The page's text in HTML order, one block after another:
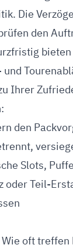
Die
den
und
Ihrer
den
Slots,
oder Teil-
oft